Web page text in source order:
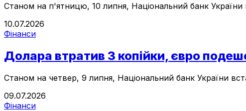
Станом на п'ятницю, 10 липня, Національний банк України
10.07.2026
Фінанси
Долара втратив 3 копійки, євро
Станом на четвер, 9 липня, Національний банк України
09.07.2026
Фінанси